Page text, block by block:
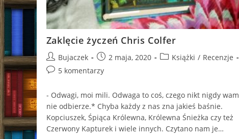
Zaklęcie życzeń Chris Colfer
Post
author:
Bujaczek
Post
published:
2 maja, 2020
PostKsiążki / Recenzje
Post5 komentarzy
- Odwagi, moi mili. Odwaga to coś, czego nikt nigdy wam
nie odbierze.* Chyba każdy z nas zna jakieś baśnie.
Kopciuszek, Śpiąca Królewna, Królewna Śnieżka czy też
Czerwony Kapturek i wiele innych. Czytano nam je…